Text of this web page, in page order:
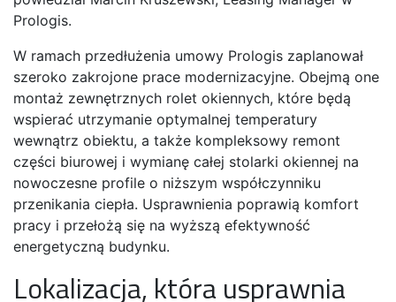
Prologis.
W ramach przedłużenia umowy Prologis zaplanował
szeroko zakrojone prace modernizacyjne. Obejmą one
montaż zewnętrznych rolet okiennych, które będą
wspierać utrzymanie optymalnej temperatury
wewnątrz obiektu, a także kompleksowy remont
części biurowej i wymianę całej stolarki okiennej na
nowoczesne profile o niższym współczynniku
przenikania ciepła. Usprawnienia poprawią komfort
pracy i przełożą się na wyższą efektywność
energetyczną budynku.
Lokalizacja, która usprawnia